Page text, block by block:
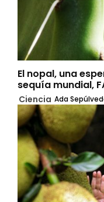
El nopal, una
sequía mundial,
Ciencia Ada